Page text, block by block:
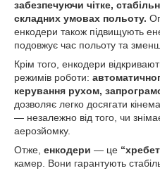
забезпечуючи чітке,
складних умовах польоту.
енкодери також підвищують
подовжує час польоту та
Крім того, енкодери
режимів роботи:
керування рухом,
дозволяє легко досягати
— незалежно від того, чи
аерозйомку.
Отже, енкодери — це
камер. Вони гарантують